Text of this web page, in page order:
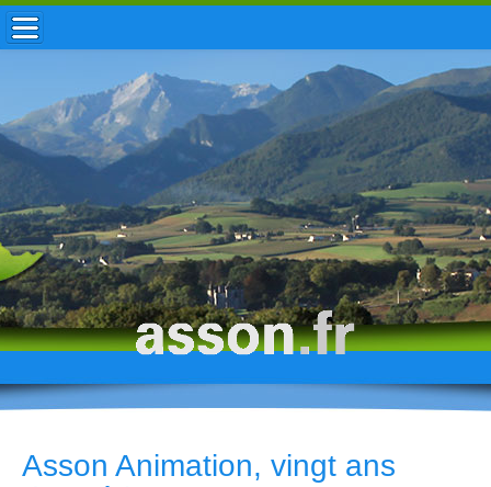
ACCUEIL / INFOS
MUNICIPALITÉ
VIE LOCALE
ENFANCE
TOURISME
HISTOIRE
Asson Animation, vingt ans